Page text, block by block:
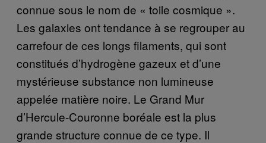
connue sous le nom de « toile cosmique ».
Les galaxies ont tendance à se regrouper au
carrefour de ces longs filaments, qui sont
constitués d’hydrogène gazeux et d’une
mystérieuse substance non lumineuse
appelée matière noire. Le Grand Mur
d’Hercule-Couronne boréale est la plus
grande structure connue de ce type. Il